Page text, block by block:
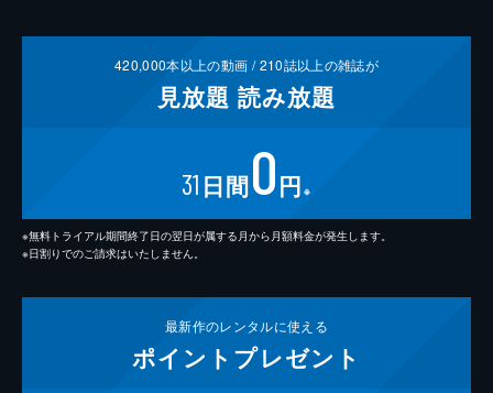
420,000本以上の動画 /210誌以上の雑誌が
見放題 読み放題
31 日間0円 ※
※無料トライアル期間終了日の翌日が属する月から月額料金が発生します。
※日割りでのご請求はいたしません。
最新作のレンタルに使える
ポイント プレゼント